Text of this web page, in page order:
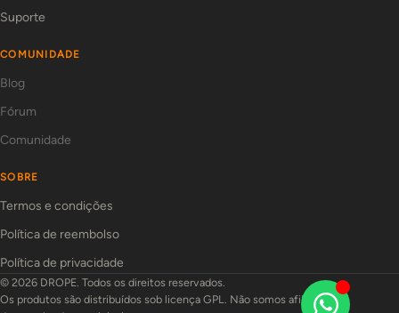
Suporte
COMUNIDADE
Blog
Fórum
Comunidade
SOBRE
Termos e condições
Política de reembolso
Política de privacidade
© 2026 DROPE. Todos os direitos reservados.
Os produtos são distribuídos sob licença GPL. Não somos afiliados aos